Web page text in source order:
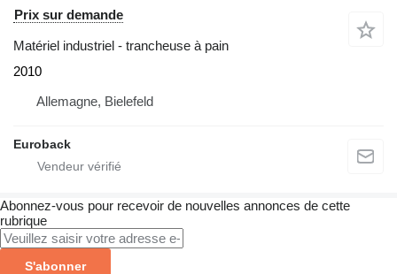
Prix sur demande
Matériel industriel - trancheuse à pain
2010
Allemagne, Bielefeld
Euroback
Abonnez-vous pour recevoir de nouvelles annonces de cette
rubrique
S'abonner